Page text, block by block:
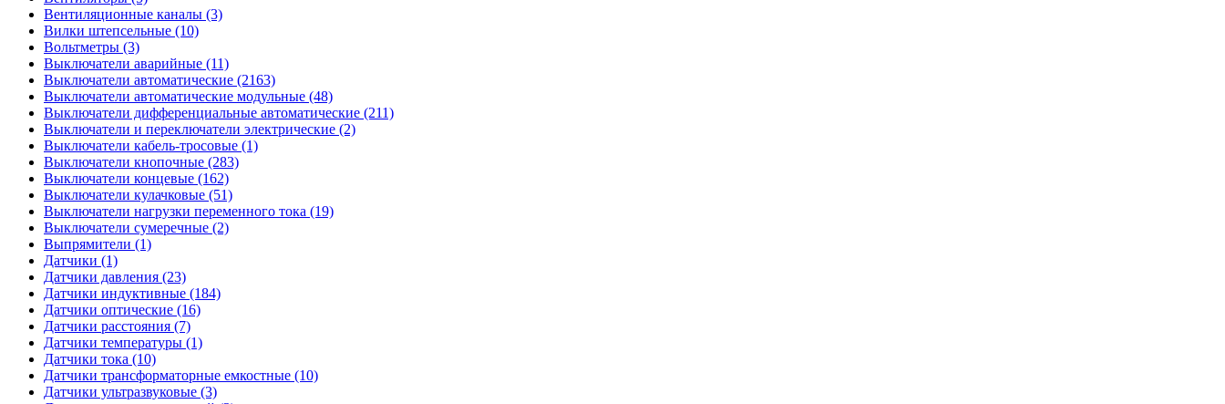
Вентиляционные каналы (3)
Вилки штепсельные (10)
Вольтметры (3)
Выключатели аварийные (11)
Выключатели автоматические (2163)
Выключатели автоматические модульные (48)
Выключатели дифференциальные автоматические (211)
Выключатели и переключатели электрические (2)
Выключатели кабель-тросовые (1)
Выключатели кнопочные (283)
Выключатели концевые (162)
Выключатели кулачковые (51)
Выключатели нагрузки переменного тока (19)
Выключатели сумеречные (2)
Выпрямители (1)
Датчики (1)
Датчики давления (23)
Датчики индуктивные (184)
Датчики оптические (16)
Датчики расстояния (7)
Датчики температуры (1)
Датчики тока (10)
Датчики трансформаторные емкостные (10)
Датчики ультразвуковые (3)